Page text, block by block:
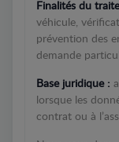
Finalités du
véhicule,
prévention des
demande
Base juridique :
lorsque les
contrat ou à